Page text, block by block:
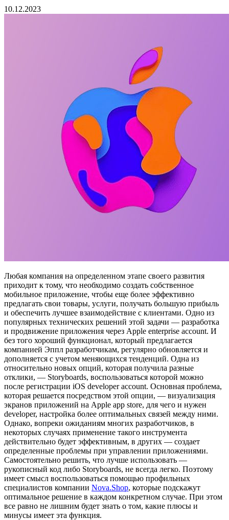
10.12.2023
Любая компания на определенном этапе своего развития
приходит к тому, что необходимо создать собственное
мобильное приложение, чтобы еще более эффективно
предлагать свои товары, услуги, получать большую прибыль
и обеспечить лучшее взаимодействие с клиентами. Одно из
популярных технических решений этой задачи — разработка
и продвижение приложения через Apple enterprise account. И
без того хороший функционал, который предлагается
компанией Эппл разработчикам, регулярно обновляется и
дополняется с учетом меняющихся тенденций. Одна из
относительно новых опций, которая получила разные
отклики, — Storyboards, воспользоваться которой можно
после регистрации iOS developer account. Основная проблема,
которая решается посредством этой опции, — визуализация
экранов приложений на Apple app store, для чего и нужен
developer, настройка более оптимальных связей между ними.
Однако, вопреки ожиданиям многих разработчиков, в
некоторых случаях применение такого инструмента
действительно будет эффективным, в других — создает
определенные проблемы при управлении приложениями.
Самостоятельно решить, что лучше использовать —
рукописный код либо Storyboards, не всегда легко. Поэтому
имеет смысл воспользоваться помощью профильных
специалистов компании Nova.Shop, которые подскажут
оптимальное решение в каждом конкретном случае. При этом
все равно не лишним будет знать о том, какие плюсы и
минусы имеет эта функция.